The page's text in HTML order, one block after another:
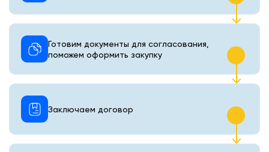
Готовим документы для согласования,
поможем оформить закупку
Заключаем договор